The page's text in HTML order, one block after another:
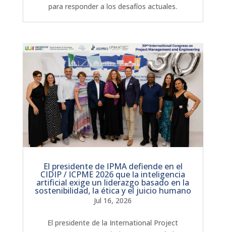
para responder a los desafíos actuales.
El presidente de IPMA defiende en el
CIDIP / ICPME 2026 que la inteligencia
artificial exige un liderazgo basado en la
sostenibilidad, la ética y el juicio humano
Jul 16, 2026
El presidente de la International Project